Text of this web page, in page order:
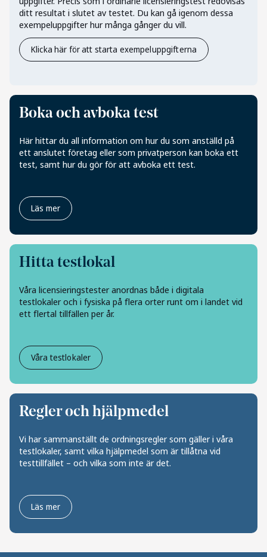
ditt resultat i slutet av testet. Du kan gå igenom dessa
exempeluppgifter hur många gånger du vill.
Klicka här för att starta exempeluppgifterna
Boka och avboka test
Här hittar du all information om hur du som anställd på
ett anslutet företag eller som privatperson kan boka ett
test, samt hur du gör för att avboka ett test.
Läs mer
Hitta testlokal
Våra licensieringstester anordnas både i digitala
testlokaler och i fysiska på flera orter runt om i landet vid
ett flertal tillfällen per år.
Våra testlokaler
Regler och hjälpmedel
Vi har sammanställt de ordningsregler som gäller i våra
testlokaler, samt vilka hjälpmedel som är tillåtna vid
testtillfället – och vilka som inte är det.
Läs mer